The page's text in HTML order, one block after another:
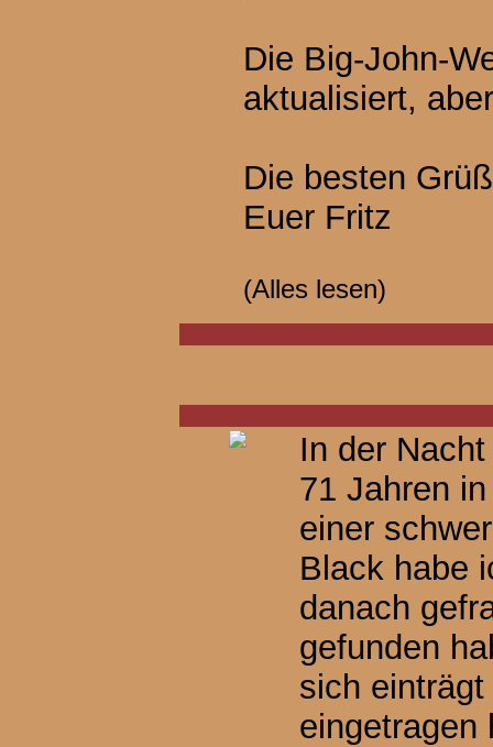
Die Big-John-
aktualisiert,
Die besten
Euer Fritz
(Alles lesen)
In der
71 Jahren
einer
Black habe
danach
gefunden
sich
eingetragen